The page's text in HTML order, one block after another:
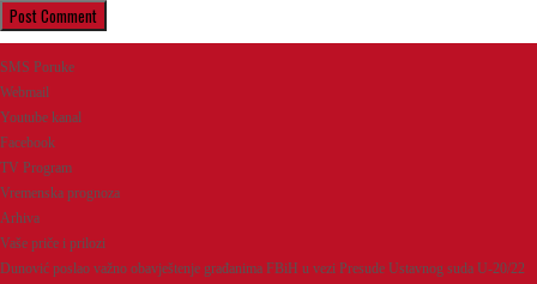
SMS Poruke
Webmail
Youtube kanal
Facebook
TV Program
Vremenska prognoza
Arhiva
Vaše priče i prilozi
Dunović poslao važno obavještenje građanima FBiH u vezi Presude Ustavnog suda U-20/22